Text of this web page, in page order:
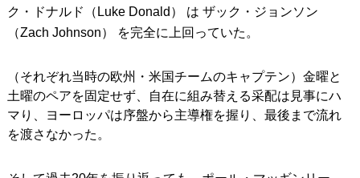
ク・ドナルド（Luke Donald） は ザック・ジョンソン
（Zach Johnson） を完全に上回っていた。
（それぞれ当時の欧州・米国チームのキャプテン）金曜と
土曜のペアを固定せず、自在に組み替える采配は見事にハ
マり、ヨーロッパは序盤から主導権を握り、最後まで流れ
を渡さなかった。